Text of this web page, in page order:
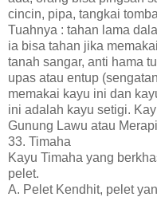
cincin, pipa, tangkai
Tuahnya : tahan lama
ia bisa tahan jika
tanah sangar, anti hama
upas atau entup
memakai kayu ini dan
ini adalah kayu setigi.
Gunung Lawu atau
33. Timaha
Kayu Timaha yang
pelet.
A. Pelet Kendhit, pelet